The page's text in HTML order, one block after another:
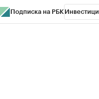
Подписка на РБК